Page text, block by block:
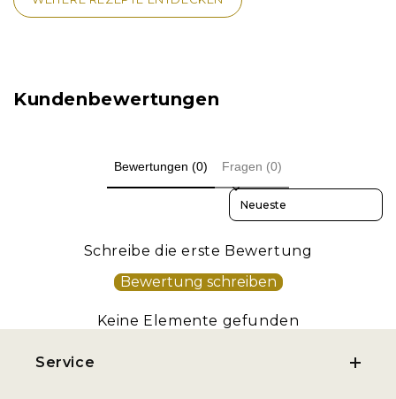
Kundenbewertungen
Bewertungen (0) Fragen (0)
Sort reviews by
Schreibe die erste Bewertung
Bewertung schreiben
Keine Elemente gefunden
Service